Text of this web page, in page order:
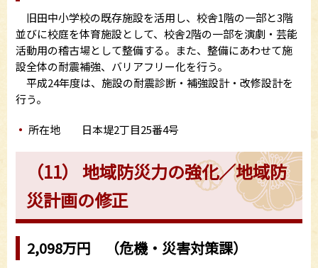
旧田中小学校の既存施設を活用し、校舎1階の一部と3階
並びに校庭を体育施設として、校舎2階の一部を演劇・芸能
活動用の稽古場として整備する。また、整備にあわせて施
設全体の耐震補強、バリアフリー化を行う。
平成24年度は、施設の耐震診断・補強設計・改修設計を
行う。
所在地 日本堤2丁目25番4号
（11） 地域防災力の強化／地域防
災計画の修正
2,098万円 （危機・災害対策課）